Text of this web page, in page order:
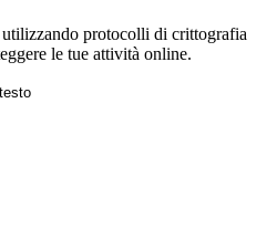
protocolli di crittografia
le tue attività online.